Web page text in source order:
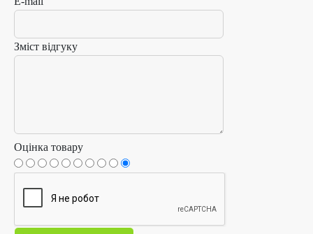
Зміст відгуку
Оцінка товару